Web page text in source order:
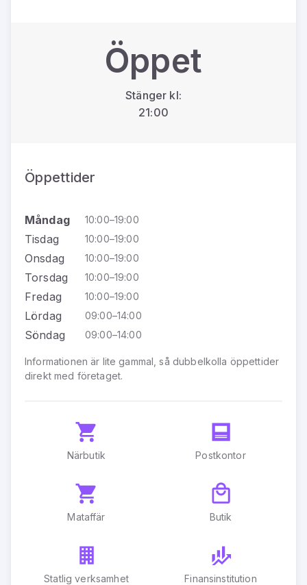
Öppet
Stänger kl:
21:00
Öppettider
Måndag 10:00–19:00
Tisdag 10:00–19:00
Onsdag 10:00–19:00
Torsdag 10:00–19:00
Fredag 10:00–19:00
Lördag 09:00–14:00
Söndag 09:00–14:00
Informationen är lite gammal, så dubbelkolla öppettider
direkt med företaget.
Närbutik Postkontor
Mataffär Butik
Statlig verksamhet Finansinstitution